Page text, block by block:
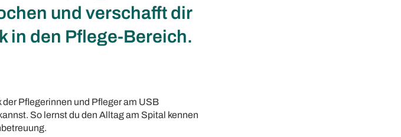
und verschafft dir
in den Pflege-Bereich.
Pflegerinnen und Pfleger am USB
So lernst du den Alltag am Spital kennen